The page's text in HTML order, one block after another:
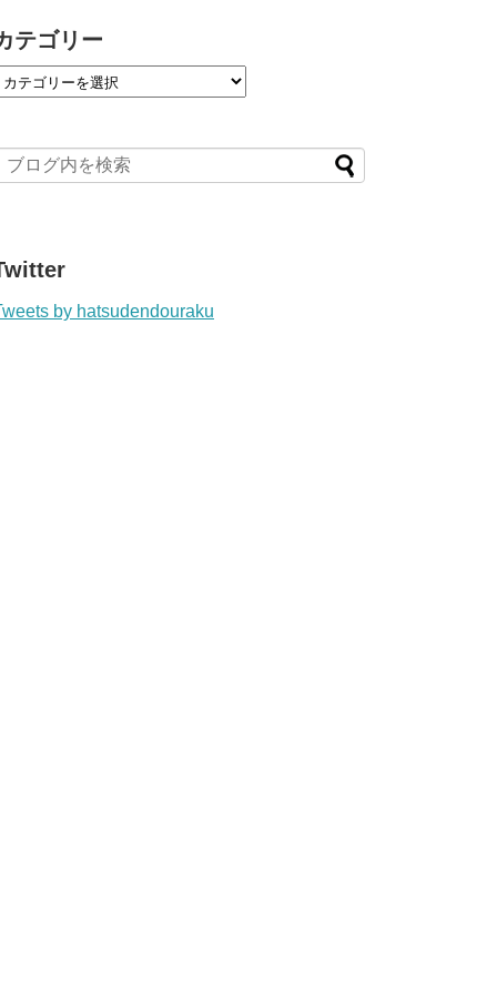
テゴリー
by hatsudendouraku